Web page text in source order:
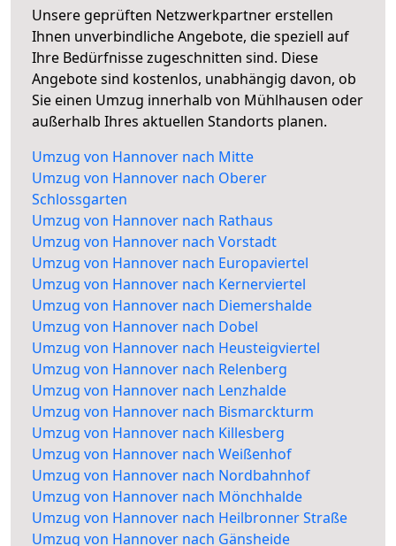
Unsere geprüften Netzwerkpartner erstellen
Ihnen unverbindliche Angebote, die speziell auf
Ihre Bedürfnisse zugeschnitten sind. Diese
Angebote sind kostenlos, unabhängig davon, ob
Sie einen Umzug innerhalb von Mühlhausen oder
außerhalb Ihres aktuellen Standorts planen.
Umzug von Hannover nach Mitte
Umzug von Hannover nach Oberer
Schlossgarten
Umzug von Hannover nach Rathaus
Umzug von Hannover nach Vorstadt
Umzug von Hannover nach Europaviertel
Umzug von Hannover nach Kernerviertel
Umzug von Hannover nach Diemershalde
Umzug von Hannover nach Dobel
Umzug von Hannover nach Heusteigviertel
Umzug von Hannover nach Relenberg
Umzug von Hannover nach Lenzhalde
Umzug von Hannover nach Bismarckturm
Umzug von Hannover nach Killesberg
Umzug von Hannover nach Weißenhof
Umzug von Hannover nach Nordbahnhof
Umzug von Hannover nach Mönchhalde
Umzug von Hannover nach Heilbronner Straße
Umzug von Hannover nach Gänsheide